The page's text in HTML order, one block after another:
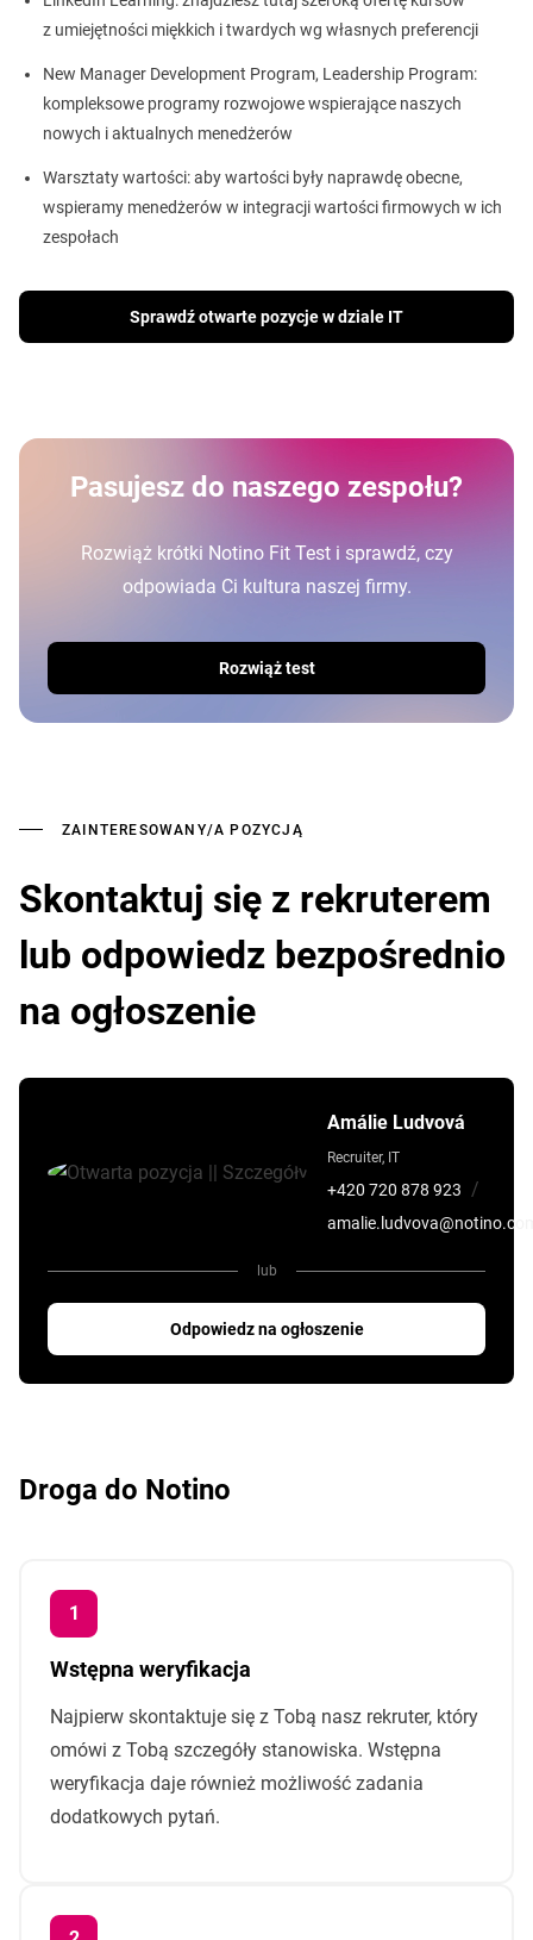
z umiejętności miękkich i twardych wg własnych preferencji
New Manager Development Program, Leadership Program:
kompleksowe programy rozwojowe wspierające naszych
nowych i aktualnych menedżerów
Warsztaty wartości: aby wartości były naprawdę obecne,
wspieramy menedżerów w integracji wartości firmowych w ich
zespołach
Sprawdź otwarte pozycje w dziale IT
Pasujesz do naszego zespołu?
Rozwiąż krótki Notino Fit Test i sprawdź, czy
odpowiada Ci kultura naszej firmy.
Rozwiąż test
ZAINTERESOWANY/A POZYCJĄ
Skontaktuj się z rekruterem
lub odpowiedz bezpośrednio
na ogłoszenie
Amálie Ludvová
Recruiter, IT
+420 720 878 923 /
lub
Odpowiedz na ogłoszenie
Droga do Notino
Wstępna weryfikacja
Najpierw skontaktuje się z Tobą nasz rekruter, który
omówi z Tobą szczegóły stanowiska. Wstępna
weryfikacja daje również możliwość zadania
dodatkowych pytań.